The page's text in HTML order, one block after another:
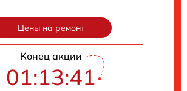
Цены на ремонт
Конец акции
01:13:40